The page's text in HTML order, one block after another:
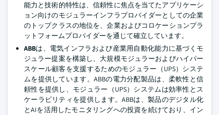
能力と技術的特性は、信頼性に焦点を当てたアプリケーシ
ョン向けのモジュラーインフラプロバイダーとしての企業
のトップクラスの地位を、企業およびコロケーションプラ
ットフォームプロバイダーを通じて確立しています。
ABBは、電気インフラおよび産業用自動化能力に基づくモ
ジュラー提案を構築し、大規模モジュラーおよびハイパー
スケール顧客を支援するためのモジュラー（UPS）システ
ムを提供しています。ABBの電力分配製品は、柔軟性と信
頼性を提供し、モジュラー（UPS）システムは効率性とス
ケーラビリティを提供します。ABBは、製品のデジタル化
とAIを活用したモニタリングへの投資を続けており、イン